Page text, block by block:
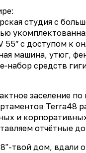
студия с
55″ с доступом к
машина, утюг,
средств
заселение
Terra48
и
отчётные
твой дом, вдали